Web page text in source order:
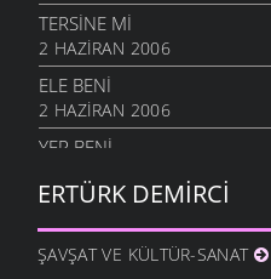
TERSİNE Mİ
2 HAZIRAN 2006
ELE BENI
2 HAZIRAN 2006
YER BENI
EĞILDIM TAŞA BAKTIM
2 HAZIRAN 2006
GÖZLERIM
ERTÜRK DEMIRCI
ŞAVŞAT VE KÜLTÜR-SANAT